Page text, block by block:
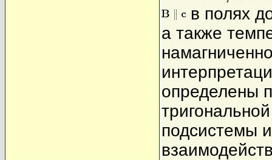
в полях
а также
определены
подсистемы